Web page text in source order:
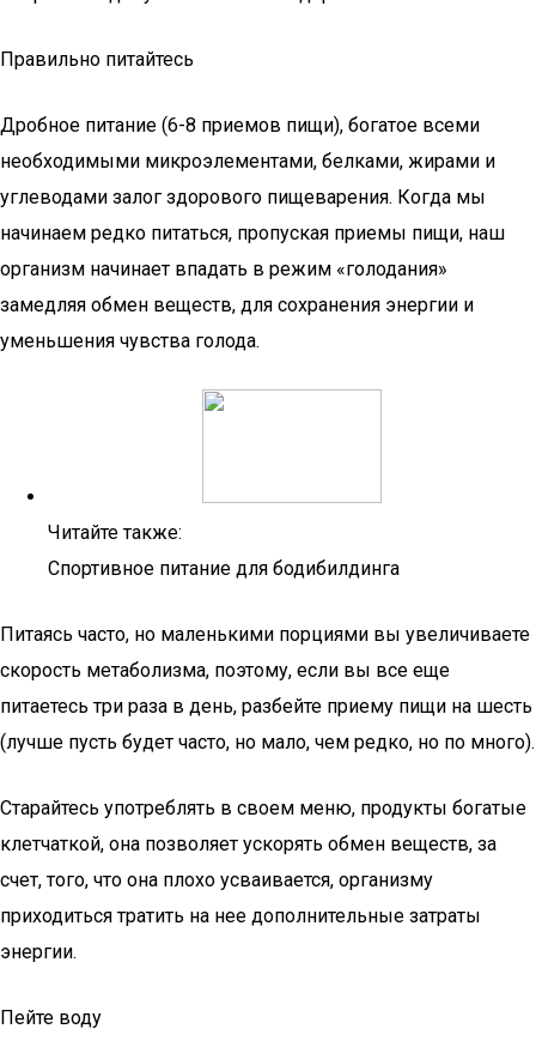
Правильно питайтесь
Дробное питание (6-8 приемов пищи), богатое всеми
необходимыми микроэлементами, белками, жирами и
углеводами залог здорового пищеварения. Когда мы
начинаем редко питаться, пропуская приемы пищи, наш
организм начинает впадать в режим «голодания»
замедляя обмен веществ, для сохранения энергии и
уменьшения чувства голода.
Читайте также:
Спортивное питание для бодибилдинга
Питаясь часто, но маленькими порциями вы увеличиваете
скорость метаболизма, поэтому, если вы все еще
питаетесь три раза в день, разбейте приему пищи на шесть
(лучше пусть будет часто, но мало, чем редко, но по много).
Старайтесь употреблять в своем меню, продукты богатые
клетчаткой, она позволяет ускорять обмен веществ, за
счет, того, что она плохо усваивается, организму
приходиться тратить на нее дополнительные затраты
энергии.
Пейте воду